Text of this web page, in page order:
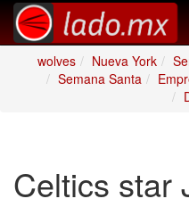
wolves
Nueva York
Semana Santa
Celtics star